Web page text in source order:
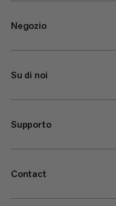
Negozio
Su di noi
Supporto
Contact